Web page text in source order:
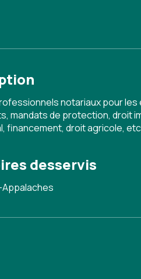
notariaux pour les
mandats de protection, droit
financement, droit agricole,
desservis